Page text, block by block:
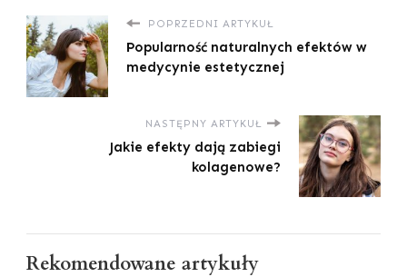
POPRZEDNI ARTYKUŁ
Popularność naturalnych efektów w
medycynie estetycznej
NASTĘPNY ARTYKUŁ
Jakie efekty dają zabiegi
kolagenowe?
Rekomendowane artykuły